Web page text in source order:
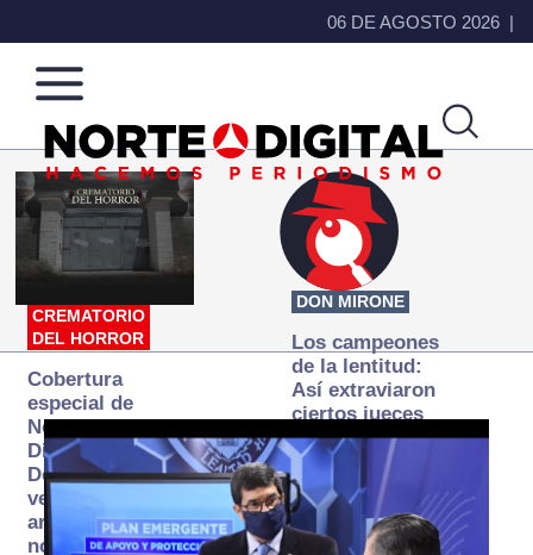
06 DE AGOSTO 2026
Norte
de
Ciudad
Más
que
noticias,
hacemos periodismo
CREMATORIO
DEL HORROR
Cobertura
especial de
Norte
Digital:
Donde la
verdad
arde… pero
no se
DON MIRONE
Los campeones
de la lentitud:
Así extraviaron
ciertos jueces
la justicia
expedita